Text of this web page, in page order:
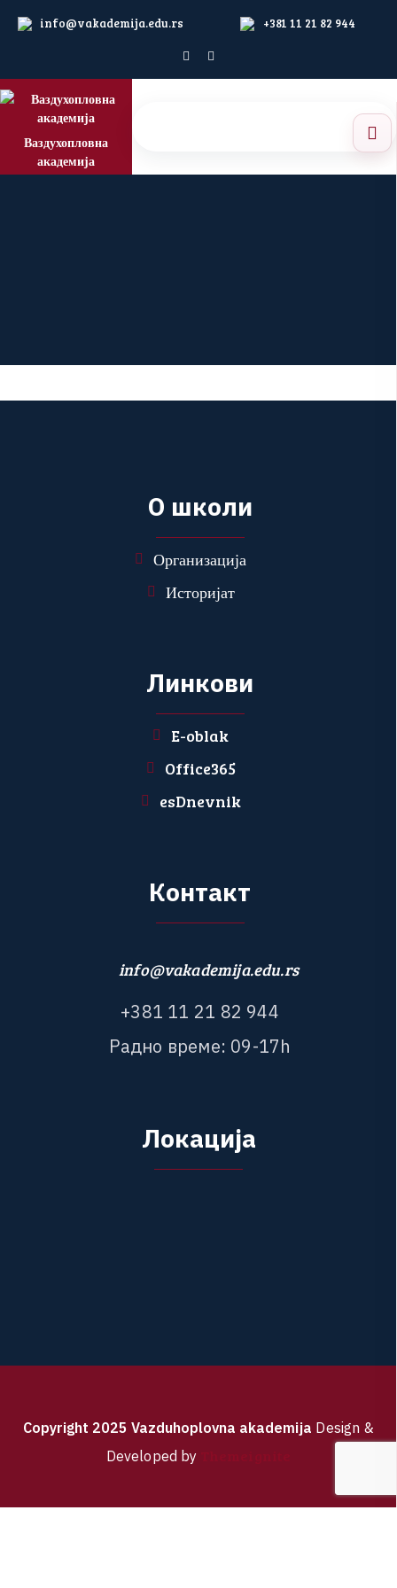
info@vakademija.edu.rs +381 11 21 82 944
Ваздухопловна
академија
О школи
Организација
Историјат
Линкови
E-oblak
Office365
esDnevnik
Контакт
info@vakademija.edu.rs
+381 11 21 82 944
Радно време: 09-17h
Локација
Copyright 2025 Vazduhoplovna akademija Design &
Developed by